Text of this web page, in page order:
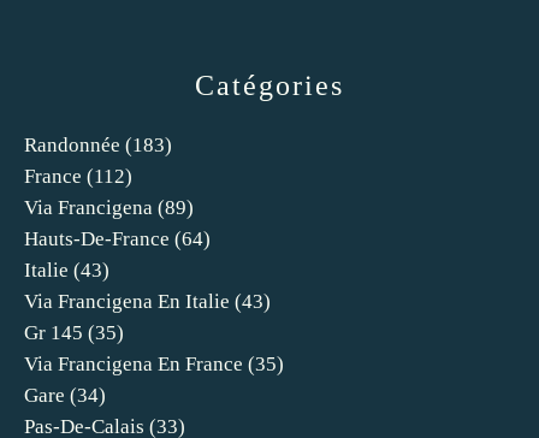
Catégories
Randonnée (183)
France (112)
Via Francigena (89)
Hauts-De-France (64)
Italie (43)
Via Francigena En Italie (43)
Gr 145 (35)
Via Francigena En France (35)
Gare (34)
Pas-De-Calais (33)